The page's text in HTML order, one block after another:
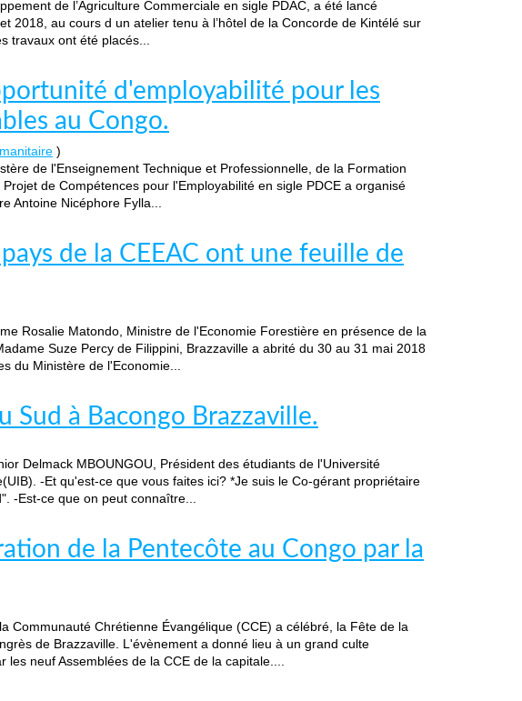
de l’Agriculture Commerciale en sigle PDAC, a été lancé
2018, au cours d un atelier tenu à l’hôtel de la Concorde de Kintélé sur
travaux ont été placés...
d'employabilité pour les
au Congo.
)
de l'Enseignement Technique et Professionnelle, de la Formation
de Compétences pour l'Employabilité en sigle PDCE a organisé
Antoine Nicéphore Fylla...
de la CEEAC ont une feuille de
Rosalie Matondo, Ministre de l'Economie Forestière en présence de la
Suze Percy de Filippini, Brazzaville a abrité du 30 au 31 mai 2018
du Ministère de l'Economie...
Sud à Bacongo Brazzaville.
Delmack MBOUNGOU, Président des étudiants de l'Université
-Et qu'est-ce que vous faites ici? *Je suis le Co-gérant propriétaire
-Est-ce que on peut connaître...
de la Pentecôte au Congo par la
Communauté Chrétienne Évangélique (CCE) a célébré, la Fête de la
de Brazzaville. L'évènement a donné lieu à un grand culte
neuf Assemblées de la CCE de la capitale....